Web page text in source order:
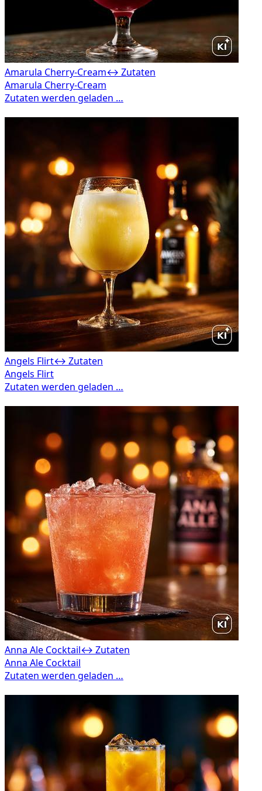
Amarula Cherry-Cream↔ Zutaten
Angels Flirt↔ Zutaten
Anna Ale Cocktail↔ Zutaten